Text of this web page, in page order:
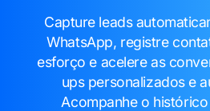
Capture leads
WhatsApp, registre
esforço e acelere as
ups personalizados e
Acompanhe o